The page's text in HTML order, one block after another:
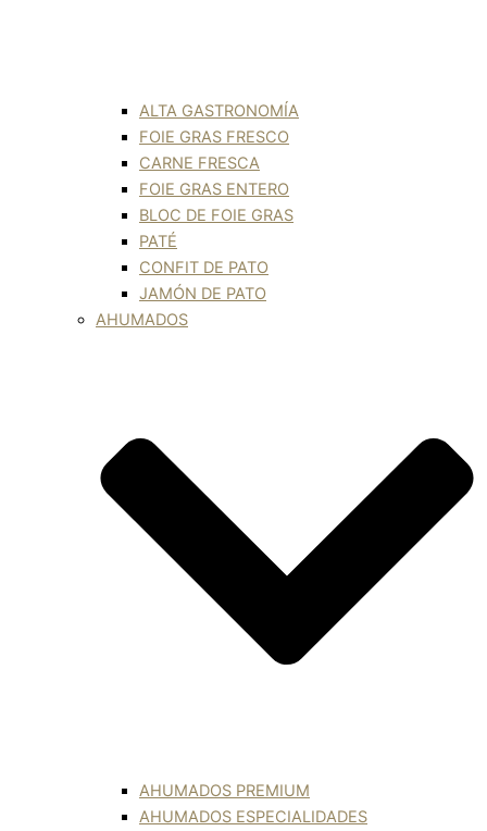
ALTA GASTRONOMÍA
FOIE GRAS FRESCO
CARNE FRESCA
FOIE GRAS ENTERO
BLOC DE FOIE GRAS
PATÉ
CONFIT DE PATO
JAMÓN DE PATO
AHUMADOS
AHUMADOS PREMIUM
AHUMADOS ESPECIALIDADES